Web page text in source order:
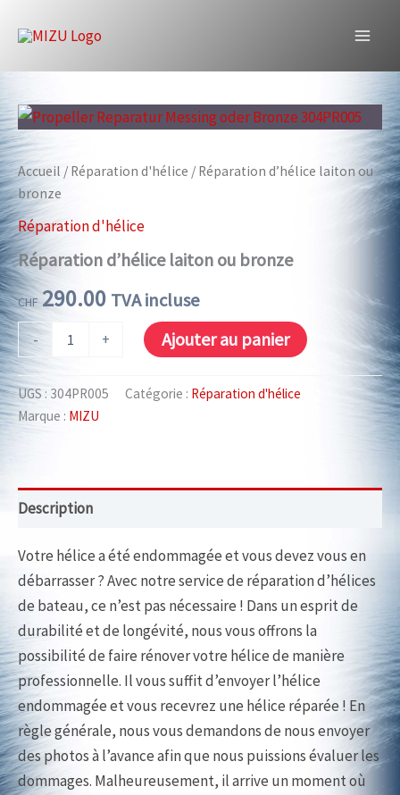
Accueil / Réparation d'hélice / Réparation d’hélice laiton ou
bronze
Réparation d'hélice
Réparation d’hélice laiton ou bronze
CHF 290.00 TVA incluse
-
quantité
de
Réparation
d'hélice
laiton
ou
+ Ajouter au panier
UGS : 304PR005 Catégorie : Réparation d'hélice
Marque : MIZU
Description
Votre hélice a été endommagée et vous devez vous en
débarrasser ? Avec notre service de réparation d’hélices
de bateau, ce n’est pas nécessaire ! Dans un esprit de
durabilité et de longévité, nous vous offrons la
possibilité de faire rénover votre hélice de manière
professionnelle. Il vous suffit d’envoyer l’hélice
endommagée et vous recevrez une hélice réparée ! En
règle générale, nous vous demandons de nous envoyer
des photos à l’avance afin que nous puissions évaluer les
dommages. Malheureusement, il arrive un moment où
laiton
bronze